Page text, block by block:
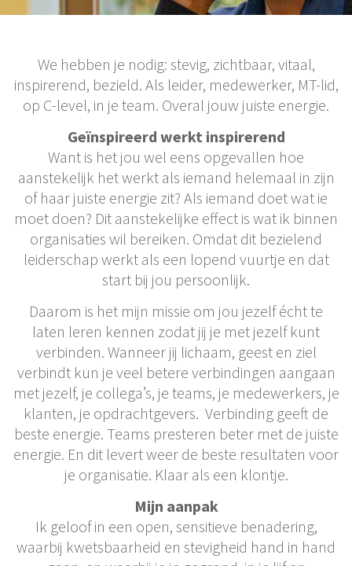
We hebben je nodig: stevig, zichtbaar, vitaal,
inspirerend, bezield. Als leider, medewerker, MT-lid,
op C-level, in je team. Overal jouw juiste energie.
Geïnspireerd werkt inspirerend
Want is het jou wel eens opgevallen hoe
aanstekelijk het werkt als iemand helemaal in zijn
of haar juiste energie zit? Als iemand doet wat ie
moet doen? Dit aanstekelijke effect is wat ik binnen
organisaties wil bereiken. Omdat dit bezielend
leiderschap werkt als een lopend vuurtje en dat
start bij jou persoonlijk.
Daarom is het mijn missie om jou jezelf écht te
laten leren kennen zodat jij je met jezelf kunt
verbinden. Wanneer jij lichaam, geest en ziel
verbindt kun je veel betere verbindingen aangaan
met jezelf, je collega’s, je teams, je medewerkers, je
klanten, je opdrachtgevers. Verbinding geeft de
beste energie. Teams presteren beter met de juiste
energie. En dit levert weer de beste resultaten voor
je organisatie. Klaar als een klontje.
Mijn aanpak
Ik geloof in een open, sensitieve benadering,
waarbij kwetsbaarheid en stevigheid hand in hand